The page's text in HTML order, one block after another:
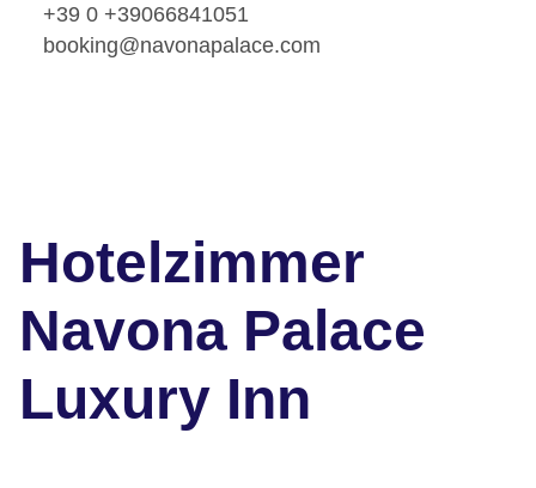
+39 0 +39066841051
booking@navonapalace.com
Hotelzimmer
Navona Palace
Luxury Inn